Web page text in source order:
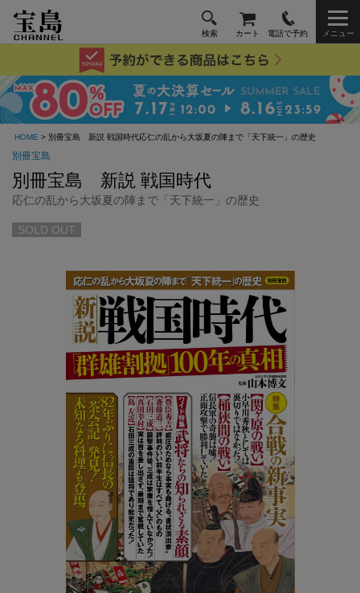
検索 カート 電話で予約 メニュー
HOME > 別冊宝島 新説 戦国時代応仁の乱から大坂夏の陣まで「天下統一」の歴史
別冊宝島
別冊宝島 新説 戦国時代
応仁の乱から大坂夏の陣まで「天下統一」の歴史
SOLD OUT